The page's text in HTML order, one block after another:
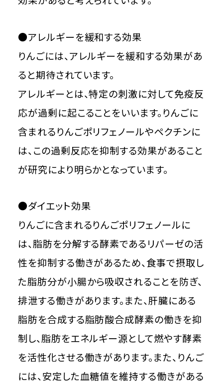
●アレルギーを緩和する効果
りんごには、アレルギーを緩和する効果があ
ると期待されています。
アレルギーとは、特定の刺激に対して免疫反
応が過剰に起こることをいいます。りんごに
含まれるりんごポリフェノールやペクチンに
は、この過剰反応を抑制する効果があること
が研究により明らかとなっています。
●ダイエット効果
りんごに含まれるりんごポリフェノールに
は、脂肪を分解する酵素であるリパーゼの活
性を抑制する働きがあるため、食事で摂取し
た脂肪分が小腸から吸収されることを防ぎ、
排泄する働きがあります。また、肝臓にある
脂肪を合成する脂肪酸合成酵素の働きを抑
制し、脂肪をエネルギー源として燃やす酵素
を活性化させる働きがあります。また、りんご
には、安定した血糖値を維持する働きがある